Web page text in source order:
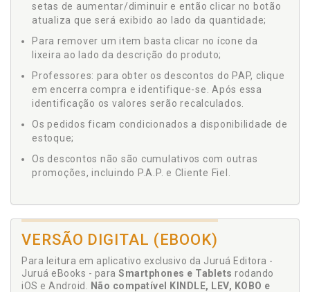
setas de aumentar/diminuir e então clicar no botão
atualiza que será exibido ao lado da quantidade;
Para remover um item basta clicar no ícone da
lixeira ao lado da descrição do produto;
Professores: para obter os descontos do PAP, clique
em encerra compra e identifique-se. Após essa
identificação os valores serão recalculados.
Os pedidos ficam condicionados a disponibilidade de
estoque;
Os descontos não são cumulativos com outras
promoções, incluindo P.A.P. e Cliente Fiel.
VERSÃO DIGITAL (EBOOK)
Para leitura em aplicativo exclusivo da Juruá Editora -
Juruá eBooks - para Smartphones e Tablets rodando
iOS e Android.
Não compatível KINDLE, LEV, KOBO e